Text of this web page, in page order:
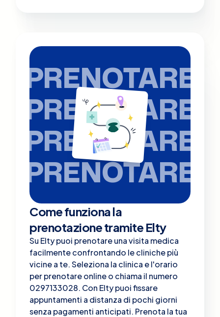
PRENOTARE
PRENOTARE
PRENOTARE
PRENOTARE
Come funziona la
prenotazione tramite Elty
Su Elty puoi prenotare una visita medica
facilmente confrontando le cliniche più
vicine a te. Seleziona la clinica e l'orario
per prenotare online o chiama il numero
0297133028. Con Elty puoi fissare
appuntamenti a distanza di pochi giorni
senza pagamenti anticipati. Prenota la tua